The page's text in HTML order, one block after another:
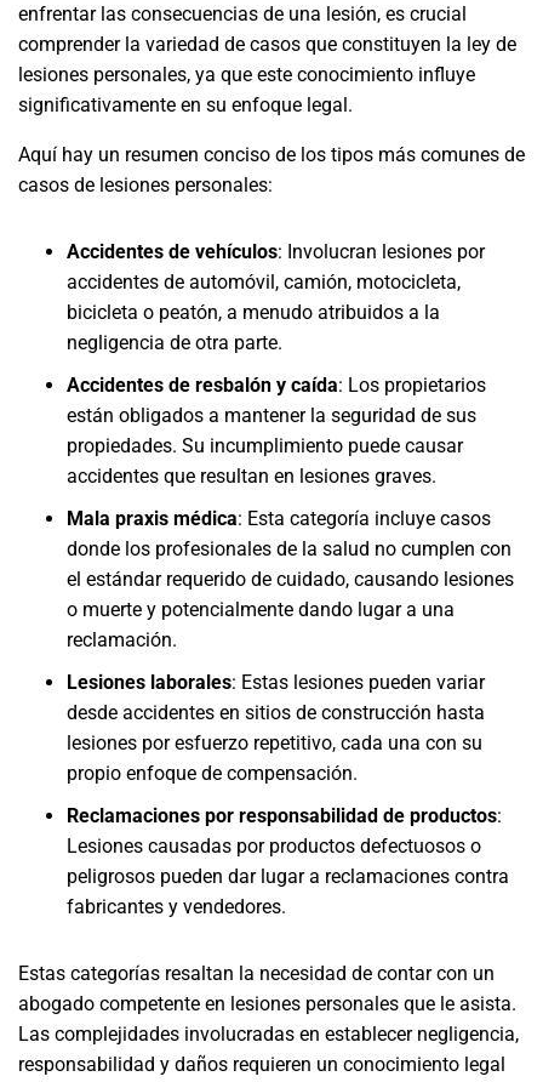
enfrentar las consecuencias de una lesión, es crucial
comprender la variedad de casos que constituyen la ley de
lesiones personales, ya que este conocimiento influye
significativamente en su enfoque legal.
Aquí hay un resumen conciso de los tipos más comunes de
casos de lesiones personales:
Accidentes de vehículos: Involucran lesiones por
accidentes de automóvil, camión, motocicleta,
bicicleta o peatón, a menudo atribuidos a la
negligencia de otra parte.
Accidentes de resbalón y caída: Los propietarios
están obligados a mantener la seguridad de sus
propiedades. Su incumplimiento puede causar
accidentes que resultan en lesiones graves.
Mala praxis médica: Esta categoría incluye casos
donde los profesionales de la salud no cumplen con
el estándar requerido de cuidado, causando lesiones
o muerte y potencialmente dando lugar a una
reclamación.
Lesiones laborales: Estas lesiones pueden variar
desde accidentes en sitios de construcción hasta
lesiones por esfuerzo repetitivo, cada una con su
propio enfoque de compensación.
Reclamaciones por responsabilidad de productos:
Lesiones causadas por productos defectuosos o
peligrosos pueden dar lugar a reclamaciones contra
fabricantes y vendedores.
Estas categorías resaltan la necesidad de contar con un
abogado competente en lesiones personales que le asista.
Las complejidades involucradas en establecer negligencia,
responsabilidad y daños requieren un conocimiento legal